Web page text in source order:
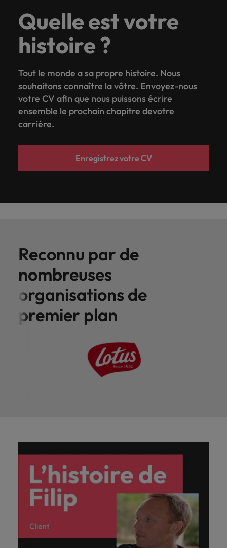
Quelle est votre
histoire ?
Tout le monde a sa propre histoire. Nous
souhaitons connaître la vôtre. Envoyez-nous
votre CV afin que nous puissons écrire
ensemble le prochain chapitre devotre
carrière.
Enregistrez votre CV
Reconnu par de
nombreuses
organisations de
premier plan